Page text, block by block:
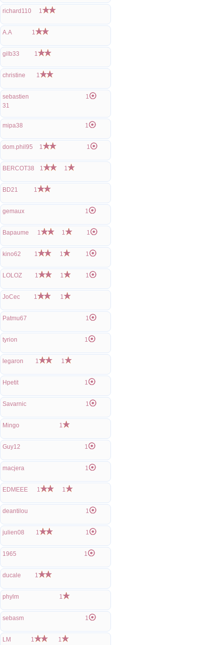
richard110 1
A.A 1
gilb33 1
christine 1
sebastien
31
1
mipa38 1
dom.phil95 1 1
BERCOT38 1 1
BD21 1
gemaux 1
Bapaume 1 1 1
kino62 1 1 1
LOLOZ 1 1 1
JoCec 1 1
Patmu67 1
tyrion 1
legaron 1 1
Hpetit 1
Savarnic 1
Mingo 1
Guy12 1
macjera 1
EDMEEE 1 1
deantilou 1
julien08 1 1
1965 1
ducale 1
phylm 1
sebasm 1
LM 1 1